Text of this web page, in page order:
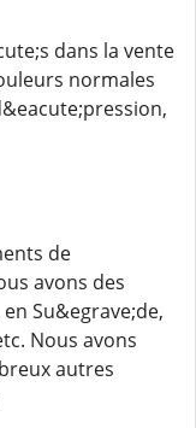
dans la vente
normales
de
avons des
Su&egrave;de,
Nous avons
autres